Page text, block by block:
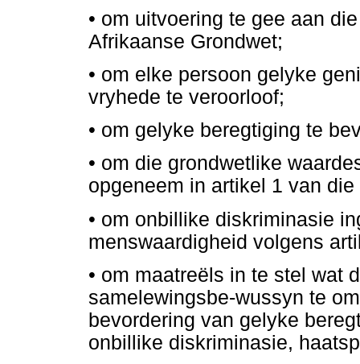
• om uitvoering te gee aan
Afrikaanse Grondwet;
• om elke persoon gelyke
vryhede te veroorloof;
• om gelyke beregtiging te
• om die grondwetlike
opgeneem in artikel 1 van
• om onbillike diskriminasie
menswaardigheid volgens
• om maatreëls in te stel wat
samelewingsbe-wussyn te
bevordering van gelyke
onbillike diskriminasie,